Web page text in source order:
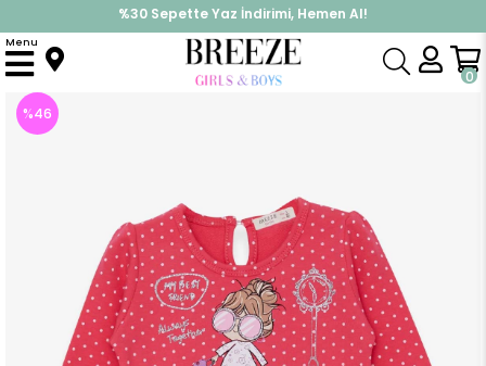
%30 Sepette Yaz İndirimi, Hemen Al!
İndirimlere ek %10 İndirimi Kap, Hemen Üye Ol!
0
Menu
Anasayfa Elbise Modelleri Uzun Kol Elbise
%46